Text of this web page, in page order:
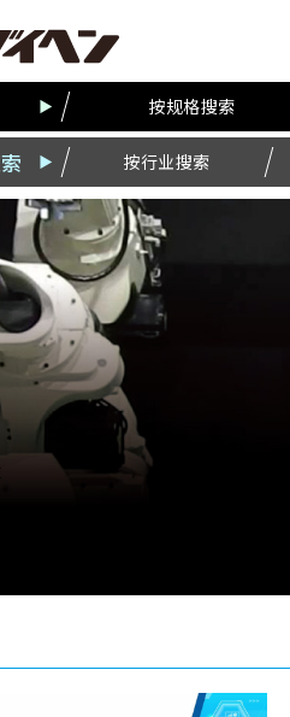
按规格搜索
按行业搜索